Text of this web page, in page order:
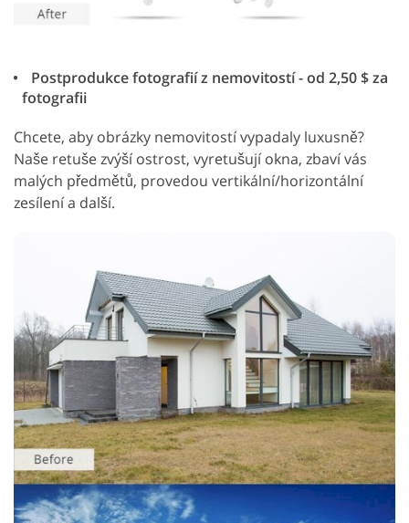
Postprodukce fotografií z nemovitostí - od 2,50 $ za
fotografii
Chcete, aby obrázky nemovitostí vypadaly luxusně?
Naše retuše zvýší ostrost, vyretušují okna, zbaví vás
malých předmětů, provedou vertikální/horizontální
zesílení a další.